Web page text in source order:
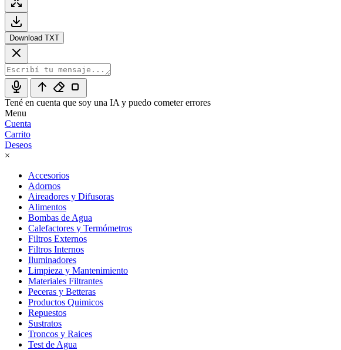
Download TXT
Tené en cuenta que soy una IA y puedo cometer errores
Menu
Cuenta
Carrito
Deseos
×
Accesorios
Adornos
Aireadores y Difusoras
Alimentos
Bombas de Agua
Calefactores y Termómetros
Filtros Externos
Filtros Internos
Iluminadores
Limpieza y Mantenimiento
Materiales Filtrantes
Peceras y Betteras
Productos Quimicos
Repuestos
Sustratos
Troncos y Raices
Test de Agua